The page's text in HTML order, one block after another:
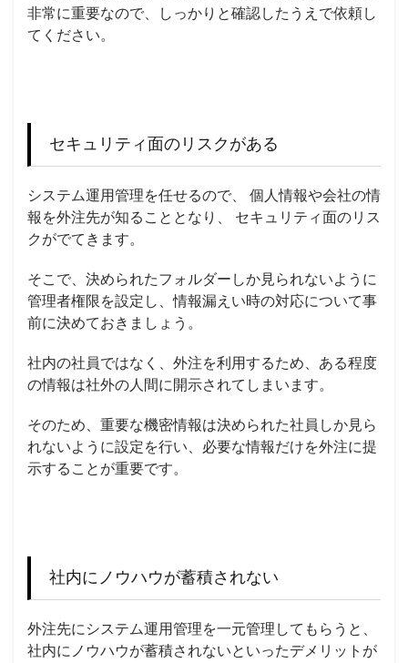
非常に重要なので、しっかりと確認したうえで依頼し
てください。
セキュリティ面のリスクがある
システム運用管理を任せるので、 個人情報や会社の情
報を外注先が知ることとなり、 セキュリティ面のリス
クがでてきます。
そこで、決められたフォルダー しか見られないように
管理者権限を設定し、情報漏えい時の対応について事
前に決めておきましょう。
社内の社員ではなく、外注を利用するため、ある程度
の情報は社外の人間に開示されてしまいます。
そのため、重要な機密情報は決められた社員しか見ら
れないように設定を行い、必要な情報だけを外注に提
示することが重要です。
社内にノウハウが蓄積されない
外注先にシステム運用管理を一元管理してもらうと、
社内にノウハウが蓄積されないといったデメリットが